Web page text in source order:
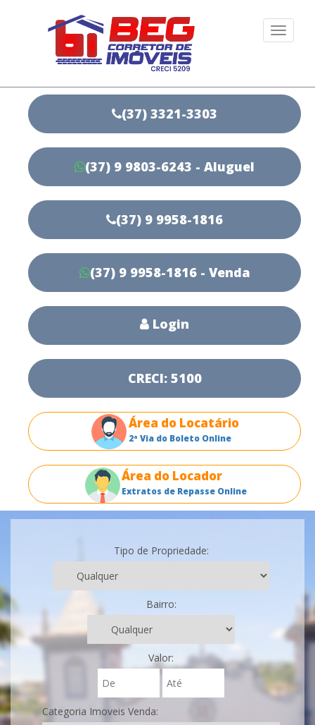
(37) 3321-3303
(37) 9 9803-6243 - Aluguel
(37) 9 9958-1816
(37) 9 9958-1816 - Venda
Login
CRECI: 5100
Área do Locatário
2ª Via do Boleto Online
Área do Locador
Extratos de Repasse Online
Tipo de Propriedade:
Bairro:
Valor:
Categoria Imoveis Venda: